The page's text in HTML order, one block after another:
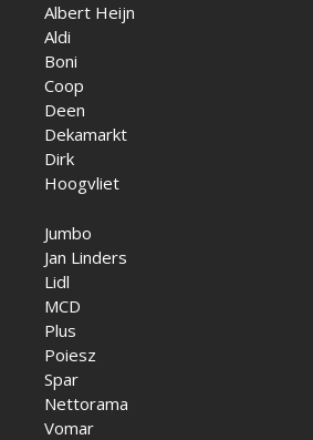
Albert Heijn
Aldi
Boni
Coop
Deen
Dekamarkt
Dirk
Hoogvliet
Jumbo
Jan Linders
Lidl
MCD
Plus
Poiesz
Spar
Nettorama
Vomar